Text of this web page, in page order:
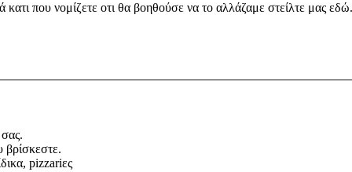
που νομίζετε οτι θα βοηθούσε να το αλλάζαμε στείλτε μας
βρίσκεστε.
pizzariες